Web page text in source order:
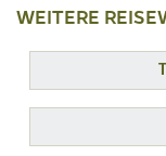
WEITERE